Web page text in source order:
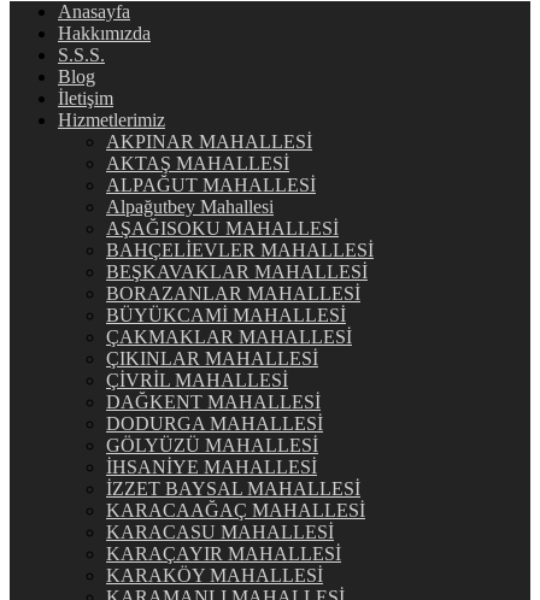
Anasayfa
Hakkımızda
S.S.S.
Blog
İletişim
Hizmetlerimiz
AKPINAR MAHALLESİ
AKTAŞ MAHALLESİ
ALPAĞUT MAHALLESİ
Alpağutbey Mahallesi
AŞAĞISOKU MAHALLESİ
BAHÇELİEVLER MAHALLESİ
BEŞKAVAKLAR MAHALLESİ
BORAZANLAR MAHALLESİ
BÜYÜKCAMİ MAHALLESİ
ÇAKMAKLAR MAHALLESİ
ÇIKINLAR MAHALLESİ
ÇİVRİL MAHALLESİ
DAĞKENT MAHALLESİ
DODURGA MAHALLESİ
GÖLYÜZÜ MAHALLESİ
İHSANİYE MAHALLESİ
İZZET BAYSAL MAHALLESİ
KARACAAĞAÇ MAHALLESİ
KARACASU MAHALLESİ
KARAÇAYIR MAHALLESİ
KARAKÖY MAHALLESİ